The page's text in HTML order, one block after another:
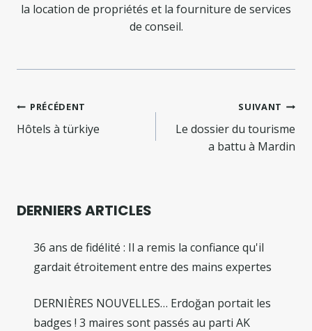
la location de propriétés et la fourniture de services
de conseil.
Navigation
de
PRÉCÉDENT
Hôtels à türkiye
SUIVANT
Le dossier du tourisme
a battu à Mardin
DERNIERS ARTICLES
36 ans de fidélité : Il a remis la confiance qu'il
gardait étroitement entre des mains expertes
DERNIÈRES NOUVELLES… Erdoğan portait les
badges ! 3 maires sont passés au parti AK